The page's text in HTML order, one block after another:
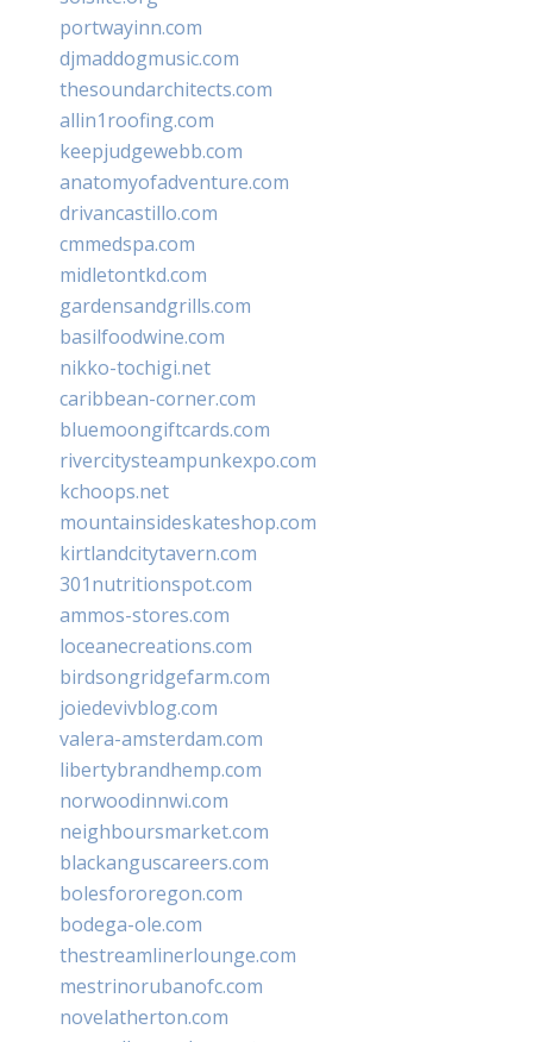
portwayinn.com
djmaddogmusic.com
thesoundarchitects.com
allin1roofing.com
keepjudgewebb.com
anatomyofadventure.com
drivancastillo.com
cmmedspa.com
midletontkd.com
gardensandgrills.com
basilfoodwine.com
nikko-tochigi.net
caribbean-corner.com
bluemoongiftcards.com
rivercitysteampunkexpo.com
kchoops.net
mountainsideskateshop.com
kirtlandcitytavern.com
301nutritionspot.com
ammos-stores.com
loceanecreations.com
birdsongridgefarm.com
joiedevivblog.com
valera-amsterdam.com
libertybrandhemp.com
norwoodinnwi.com
neighboursmarket.com
blackanguscareers.com
bolesfororegon.com
bodega-ole.com
thestreamlinerlounge.com
mestrinorubanofc.com
novelatherton.com